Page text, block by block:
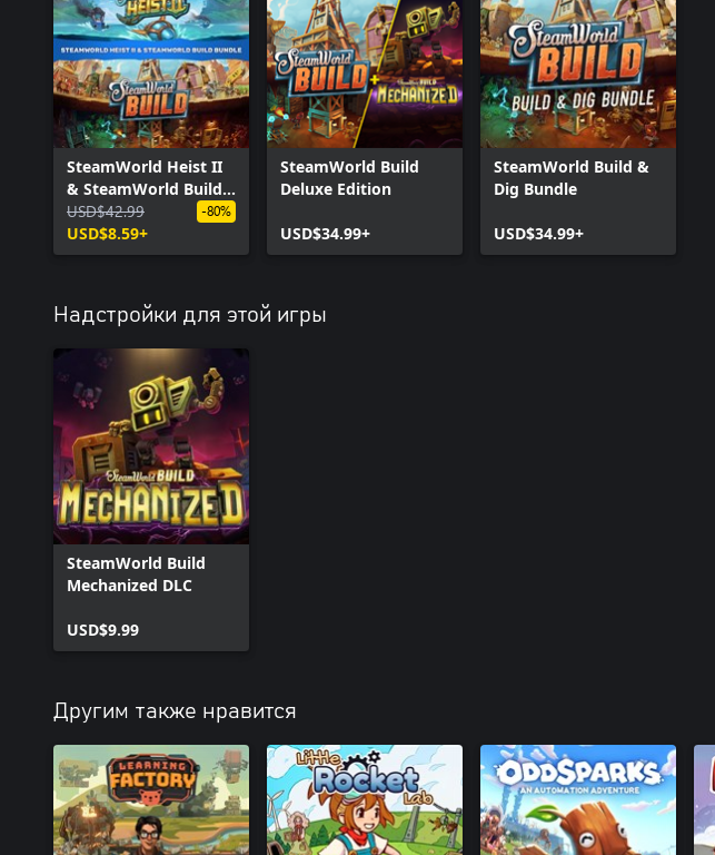
SteamWorld Heist II
& SteamWorld Build
Bundle
USD$42.99
USD$8.59+
-80%
SteamWorld Build
Deluxe Edition
USD$34.99+
SteamWorld Build &
Dig Bundle
USD$34.99+
Надстройки для этой игры
SteamWorld Build
Mechanized DLC
USD$9.99
Другим также нравится